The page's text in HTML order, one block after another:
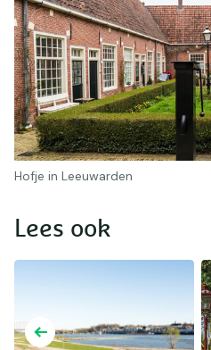
Hofje in Leeuwarden
Lees ook